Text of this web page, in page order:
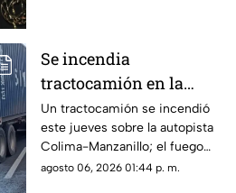
Se incendia
tractocamión en la
autopista Colima-
Manzanillo;
circulación queda
parcialmente afectada
Un tractocamión se incendió
este jueves sobre la autopista
Colima-Manzanillo; el fuego
fue controlado y no hubo
agosto 06, 2026 01:44 p. m.